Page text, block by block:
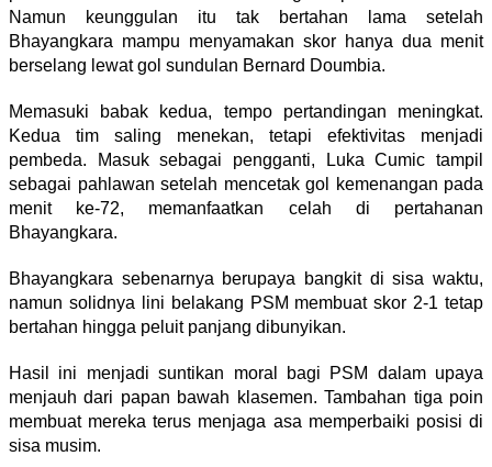
Namun keunggulan itu tak bertahan lama setelah
Bhayangkara mampu menyamakan skor hanya dua menit
berselang lewat gol sundulan Bernard Doumbia.
Memasuki babak kedua, tempo pertandingan meningkat.
Kedua tim saling menekan, tetapi efektivitas menjadi
pembeda. Masuk sebagai pengganti,
Luka Cumic tampil
sebagai pahlawan setelah mencetak gol kemenangan pada
menit ke-72, memanfaatkan celah di pertahanan
Bhayangkara.
Bhayangkara sebenarnya berupaya bangkit di sisa waktu,
namun solidnya lini belakang PSM membuat skor 2-1 tetap
bertahan hingga peluit panjang dibunyikan.
Hasil ini menjadi suntikan moral bagi PSM dalam upaya
menjauh dari papan bawah klasemen. Tambahan tiga poin
membuat mereka terus menjaga asa memperbaiki posisi di
sisa musim.